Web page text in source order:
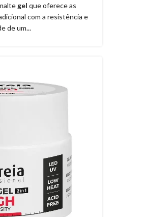
gel que oferece as
com a resistência e
de um...